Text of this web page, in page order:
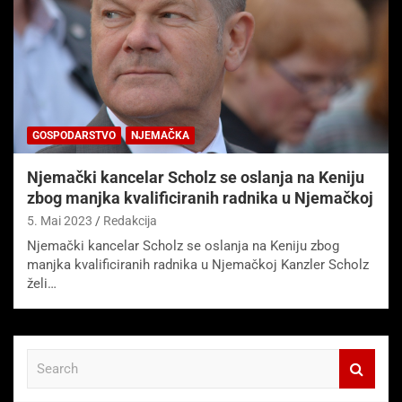
GOSPODARSTVO NJEMAČKA
Njemački kancelar Scholz se oslanja na Keniju
zbog manjka kvalificiranih radnika u Njemačkoj
5. Mai 2023 Redakcija
Njemački kancelar Scholz se oslanja na Keniju zbog
manjka kvalificiranih radnika u Njemačkoj Kanzler Scholz
želi…